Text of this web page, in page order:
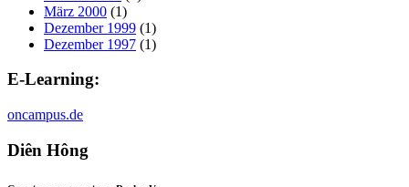
März 2000 (1)
Dezember 1999 (1)
Dezember 1997 (1)
E-Learning:
oncampus.de
Diên Hông